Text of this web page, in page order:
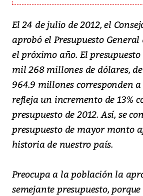
El 24 de julio de 2012, el
aprobó el Presupuesto
el próximo año. El presupuesto
mil 268 millones de dólares,
964.9 millones corresponden
refleja un incremento de 13%
presupuesto de 2012. Así, se
presupuesto de mayor monto
historia de nuestro país.
Preocupa a la población la
semejante presupuesto,